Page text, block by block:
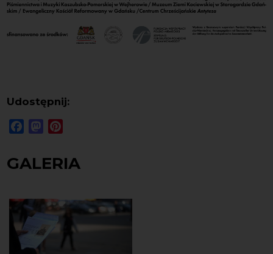
Udostępnij:
FacebookMastodon
GALERIA